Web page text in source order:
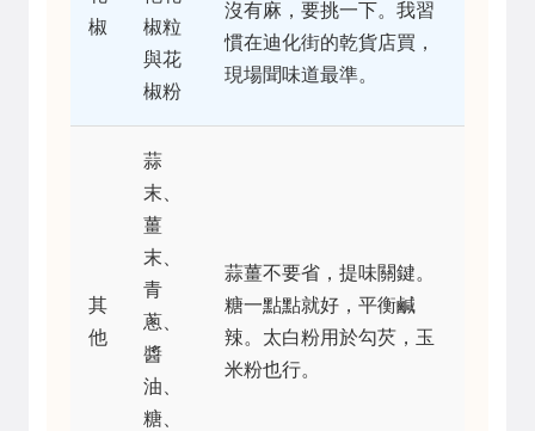
椒
椒粒
與花
椒粉
沒有麻，要挑一下。我習
慣在迪化街的乾貨店買，
現場聞味道最準。
其
他
蒜
末、
薑
末、
青
蔥、
醬
油、
糖、
蒜薑不要省，提味關鍵。
糖一點點就好，平衡鹹
辣。太白粉用於勾芡，玉
米粉也行。